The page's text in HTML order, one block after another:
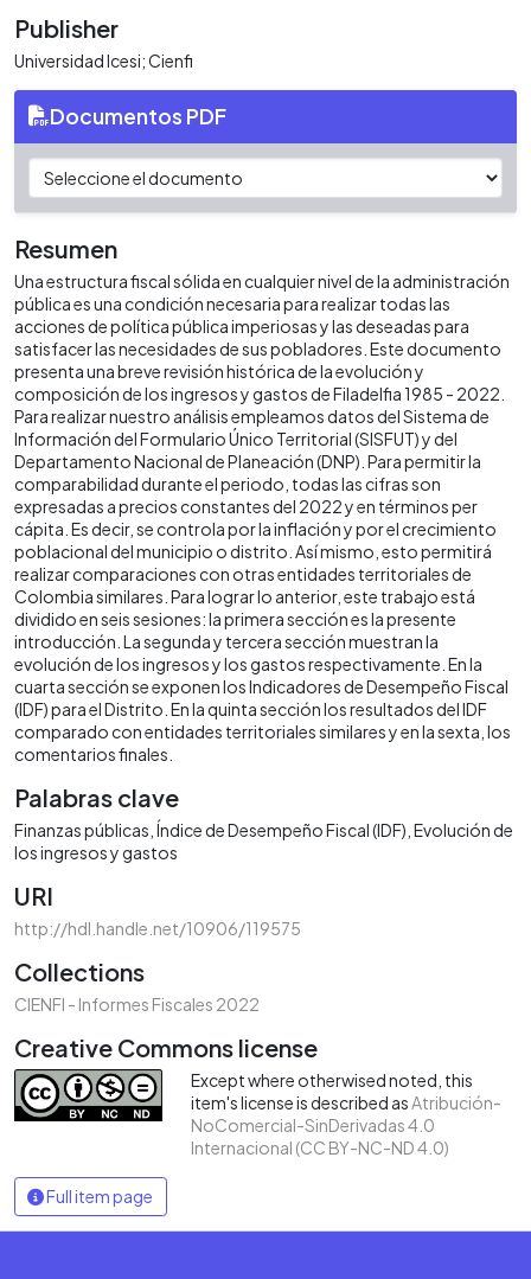
Publisher
Universidad Icesi; Cienfi
Documentos PDF
Resumen
Una estructura fiscal sólida en cualquier nivel de la administración
pública es una condición necesaria para realizar todas las
acciones de política pública imperiosas y las deseadas para
satisfacer las necesidades de sus pobladores. Este documento
presenta una breve revisión histórica de la evolución y
composición de los ingresos y gastos de Filadelfia 1985 - 2022.
Para realizar nuestro análisis empleamos datos del Sistema de
Información del Formulario Único Territorial (SISFUT) y del
Departamento Nacional de Planeación (DNP). Para permitir la
comparabilidad durante el periodo, todas las cifras son
expresadas a precios constantes del 2022 y en términos per
cápita. Es decir, se controla por la inflación y por el crecimiento
poblacional del municipio o distrito. Así mismo, esto permitirá
realizar comparaciones con otras entidades territoriales de
Colombia similares. Para lograr lo anterior, este trabajo está
dividido en seis sesiones: la primera sección es la presente
introducción. La segunda y tercera sección muestran la
evolución de los ingresos y los gastos respectivamente. En la
cuarta sección se exponen los Indicadores de Desempeño Fiscal
(IDF) para el Distrito. En la quinta sección los resultados del IDF
comparado con entidades territoriales similares y en la sexta, los
comentarios finales.
Palabras clave
Finanzas públicas Índice de Desempeño Fiscal (IDF) Evolución de
los ingresos y gastos
URI
http://hdl.handle.net/10906/119575
Collections
CIENFI - Informes Fiscales 2022
Creative Commons license
Except where otherwised noted, this
item's license is described asAtribución-
NoComercial-SinDerivadas 4.0
Internacional (CC BY-NC-ND 4.0)
Full item page